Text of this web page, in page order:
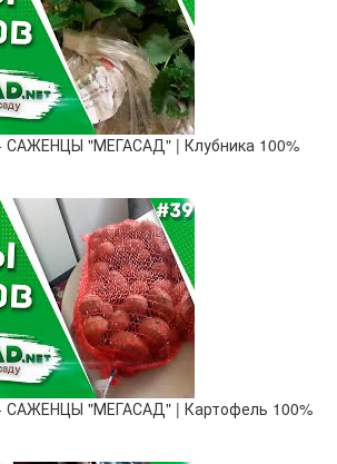
"МЕГАСАД" | Клубника 100%
"МЕГАСАД" | Картофель 100%